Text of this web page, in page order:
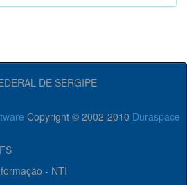
DE SERGIPE
Copyright © 2002-2010 Duraspace
- NTI